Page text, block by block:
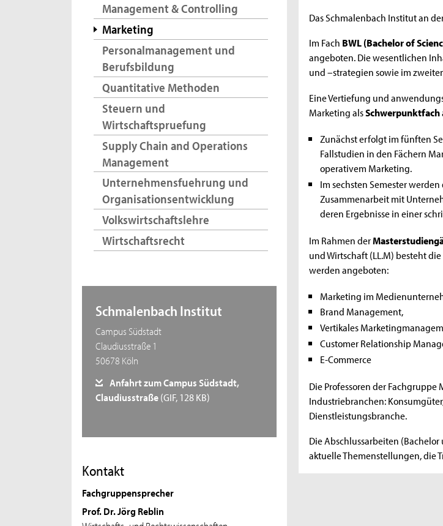
Management & Controlling
Marketing
Personalmanagement und
Berufsbildung
Quantitative Methoden
Steuern und
Wirtschaftspruefung
Supply Chain and Operations
Management
Unternehmensfuehrung und
Organisationsentwicklung
Volkswirtschaftslehre
Wirtschaftsrecht
Schmalenbach Institut
Campus Südstadt
Claudiusstraße 1
50678 Köln
Anfahrt zum Campus Südstadt,
Claudiusstraße(GIF, 128 KB)
Kontakt
Fachgruppensprecher
Prof. Dr. Jörg Reblin
Das Schmalenbach Institut an
Im Fach BWL (Bachelor of
angeboten. Die wesentlichen
und –strategien sowie im
Eine Vertiefung und
Marketing alsSchwerpunktfach
Zunächst erfolgt im fünften
Fallstudien in den Fächern
operativem Marketing.
Im sechsten Semester
Zusammenarbeit mit
deren Ergebnisse in einer
Im Rahmen der
und Wirtschaft (LL.M) besteht
werden angeboten:
Marketing im
Brand Management,
Vertikales
Customer Relationship
E-Commerce
Die Professoren der
Industriebranchen:
Dienstleistungsbranche.
Die Abschlussarbeiten
aktuelle Themenstellungen, die